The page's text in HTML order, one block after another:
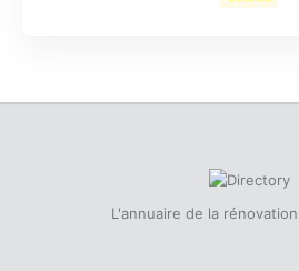
L'annuaire de la